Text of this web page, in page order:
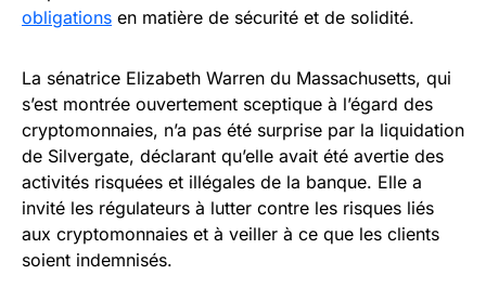
obligations en matière de sécurité et de solidité.
La sénatrice Elizabeth Warren du Massachusetts, qui
s’est montrée ouvertement sceptique à l’égard des
cryptomonnaies, n’a pas été surprise par la liquidation
de Silvergate, déclarant qu’elle avait été avertie des
activités risquées et illégales de la banque. Elle a
invité les régulateurs à lutter contre les risques liés
aux cryptomonnaies et à veiller à ce que les clients
soient indemnisés.